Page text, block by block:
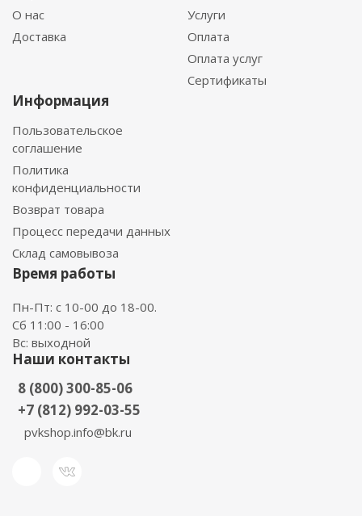
О нас
Доставка
Услуги
Оплата
Оплата услуг
Сертификаты
Информация
Пользовательское
соглашение
Политика
конфиденциальности
Возврат товара
Процесс передачи данных
Склад самовывоза
Время работы
Пн-Пт: с 10-00 до 18-00.
Сб 11:00 - 16:00
Вс: выходной
Наши контакты
8 (800) 300-85-06
+7 (812) 992-03-55
pvkshop.info@bk.ru